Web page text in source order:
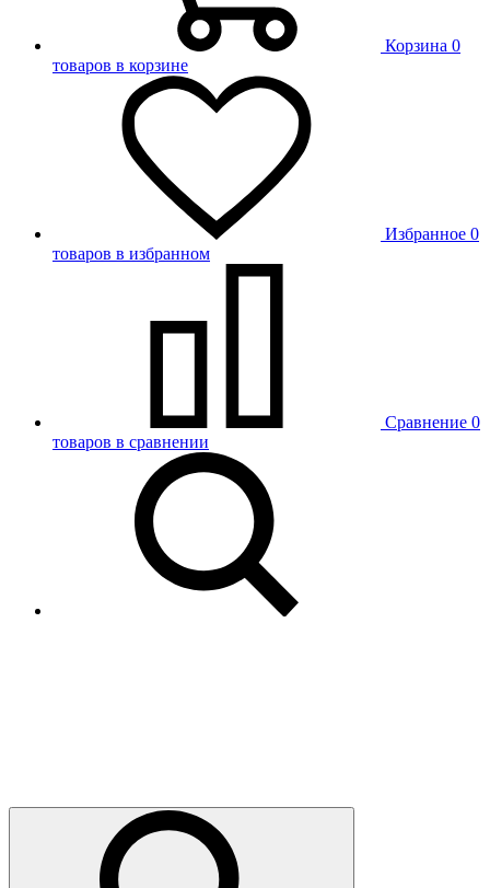
Корзина 0
товаров в корзине
Избранное 0
товаров в избранном
Сравнение 0
товаров в сравнении